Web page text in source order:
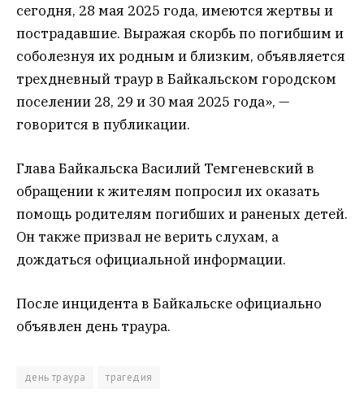
сегодня, 28 мая 2025 года, имеются жертвы и
пострадавшие. Выражая скорбь по погибшим и
соболезнуя их родным и близким, объявляется
трехдневный траур в Байкальском городском
поселении 28, 29 и 30 мая 2025 года», —
говорится в публикации.
Глава Байкальска Василий Темгеневский в
обращении к жителям попросил их оказать
помощь родителям погибших и раненых детей.
Он также призвал не верить слухам, а
дождаться официальной информации.
После инцидента в Байкальске официально
объявлен день траура.
день траура трагедия